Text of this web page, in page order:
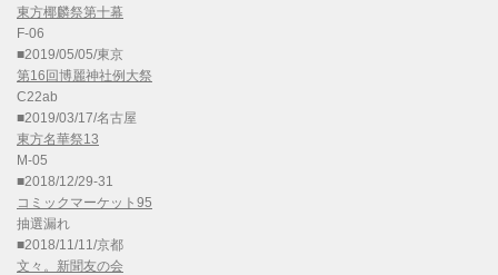
東方椰麟祭第十幕
F-06
■2019/05/05/東京
第16回博麗神社例大祭
C22ab
■2019/03/17/名古屋
東方名華祭13
M-05
■2018/12/29-31
コミックマーケット95
抽選漏れ
■2018/11/11/京都
文々。新聞友の会